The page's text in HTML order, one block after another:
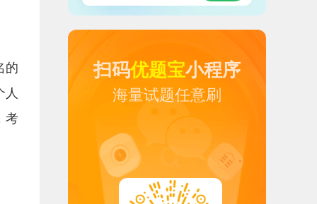
的
人
考
扫码优题宝小程序
海量试题任意刷